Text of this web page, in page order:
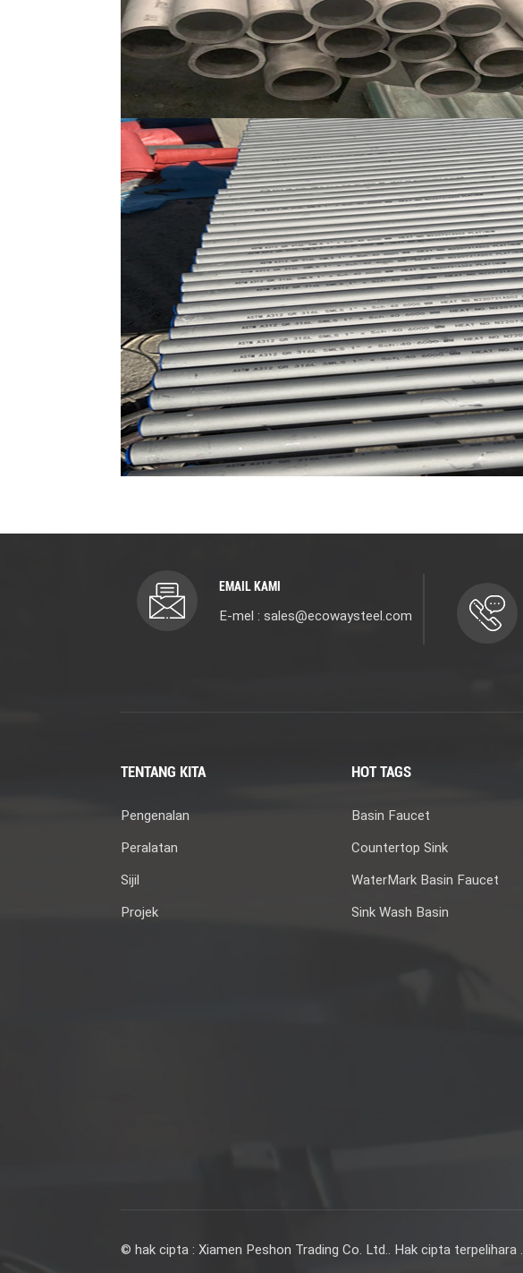
EMAIL KAMI
E-mel : sales@ecowaysteel.com
TENTANG KITA
Pengenalan
Peralatan
Sijil
Projek
HOT TAGS
Basin Faucet
Countertop Sink
WaterMark Basin Faucet
Sink Wash Basin
© hak cipta : Xiamen Peshon Trading Co. Ltd.. Hak cipta terpelihara .